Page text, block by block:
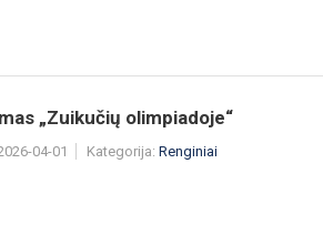
„Zuikučių olimpiadoje“
04-01 Kategorija: Renginiai